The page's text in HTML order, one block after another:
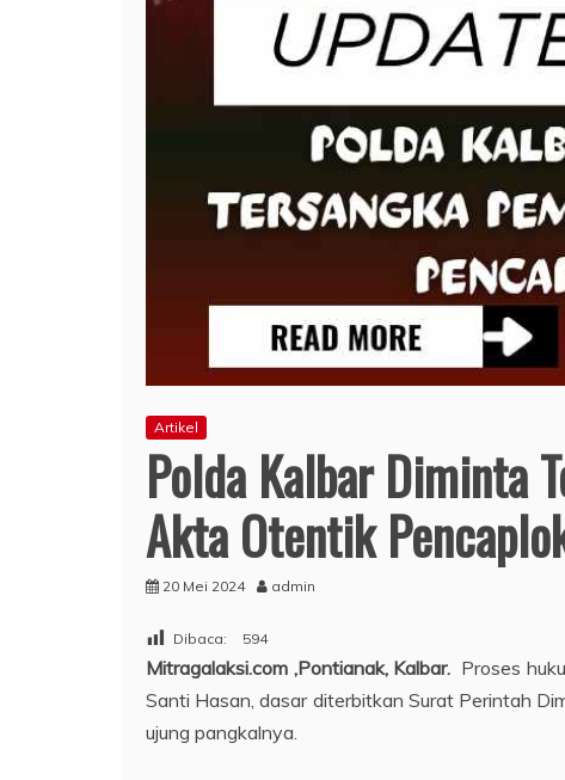
Artikel
Polda Kalbar Diminta
Akta Otentik
20 Mei 2024 admin
Dibaca: 594
Mitragalaksi.com ,Pontianak, Kalbar. Proses
Santi Hasan, dasar diterbitkan Surat Perintah
ujung pangkalnya.